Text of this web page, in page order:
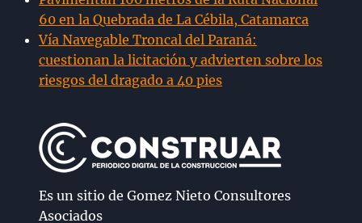
60 en la Quebrada de La Cébila, Catamarca
Vía Navegable Troncal del Paraná:
cuestionan la licitación y advierten sobre los
riesgos del dragado a 40 pies
Es un sitio de Gomez Nieto Consultores
Asociados